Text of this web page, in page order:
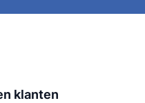
klanten